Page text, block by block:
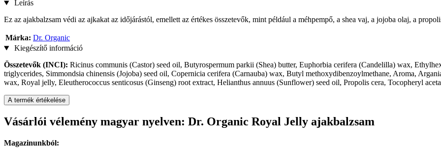
Leírás
Ez az ajakbalzsam védi az ajkakat az időjárástól, emellett az értékes összetevők, mint például a méhpempő, a shea vaj, a jojoba olaj, a
Márka: Dr. Organic
Kiegészítő információ
Összetevők (INCI): Ricinus communis (Castor) seed oil, Butyrospermum parkii (Shea) butter, Euphorbia cerifera (Candelilla) wax,
triglycerides, Simmondsia chinensis (Jojoba) seed oil, Copernicia cerifera (Carnauba) wax, Butyl methoxydibenzoylmethane, Aroma,
wax, Royal jelly, Eleutherococcus senticosus (Ginseng) root extract, Helianthus annuus (Sunflower) seed oil, Propolis cera, Tocopheryl
A termék értékelése
Vásárlói vélemény magyar nyelven: Dr. Organic Royal Jelly ajakbalzsam
Magazinunkból: